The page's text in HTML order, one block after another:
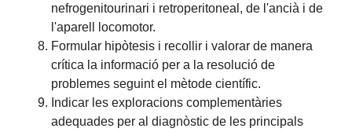
nefrogenitourinari i retroperitoneal, de l'ancià i de
l'aparell locomotor.
Formular hipòtesis i recollir i valorar de manera
crítica la informació per a la resolució de
problemes seguint el mètode científic.
Indicar les exploracions complementàries
adequades per al diagnòstic de les principals